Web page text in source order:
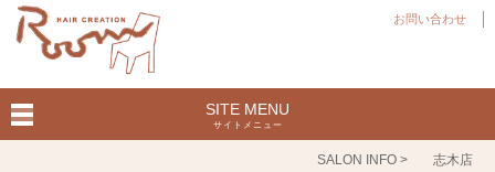
お問い合わせ
SITE MENU
サイトメニュー
SALON INFO > 志木店